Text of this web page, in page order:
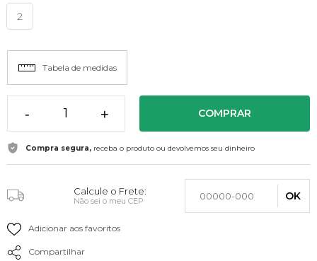
2
Tabela de medidas
- + COMPRAR
Compra segura, receba o produto ou devolvemos seu dinheiro
Calcule o Frete:
Não sei o meu CEP OK
Adicionar aos favoritos
Compartilhar